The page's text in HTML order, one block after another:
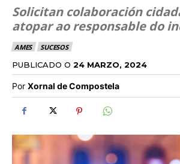
Solicitan colaboración
atopar ao responsable do
AMES SUCESOS
PUBLICADO O 24 MARZO, 2024
Por Xornal de Compostela